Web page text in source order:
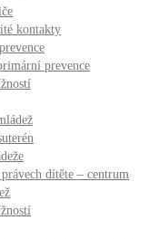
kontakty
prevence
dítěte – centrum